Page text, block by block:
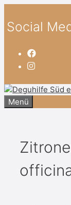
Inhalt
springen
Social
Menü